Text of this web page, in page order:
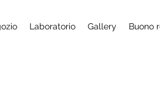
Laboratorio Gallery Buono